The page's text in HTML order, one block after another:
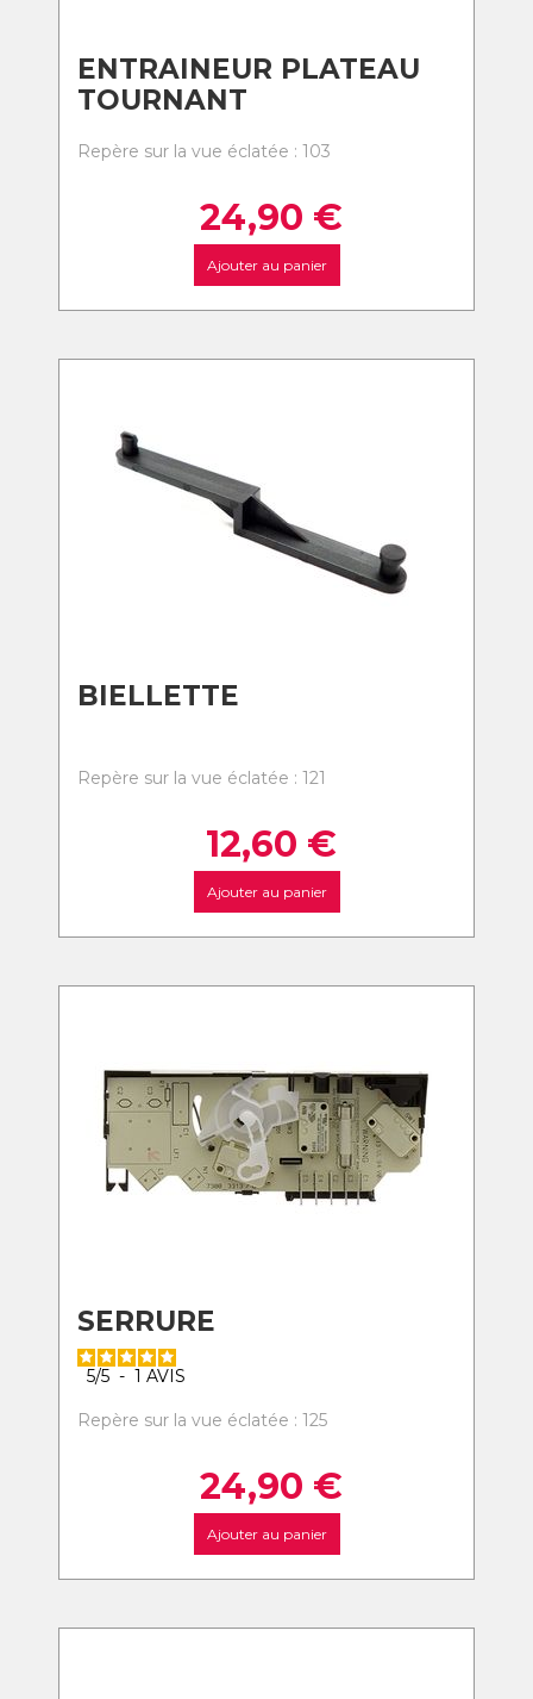
ENTRAINEUR PLATEAU
TOURNANT
Repère sur la vue éclatée : 103
24,90 €
Ajouter au panier
BIELLETTE
Repère sur la vue éclatée : 121
12,60 €
Ajouter au panier
SERRURE
5/5 - 1 AVIS
Repère sur la vue éclatée : 125
24,90 €
Ajouter au panier